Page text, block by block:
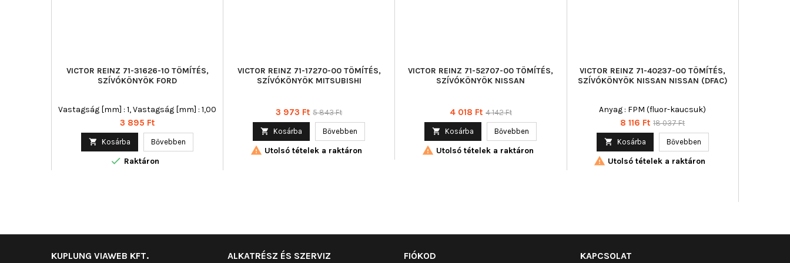
VICTOR REINZ 71-31626-10 TÖMÍTÉS,
SZÍVÓKÖNYÖK FORD
Vastagság [mm] : 1, Vastagság [mm] : 1,00
Ár
3 895 Ft
 Kosárba Bővebben
 Raktáron
VICTOR REINZ 71-17270-00 TÖMÍTÉS,
SZÍVÓKÖNYÖK MITSUBISHI
Ár
3 973 Ft Normál
5 843 Ft
 Kosárba Bővebben
 Utolsó tételek a raktáron
VICTOR REINZ 71-52707-00 TÖMÍTÉS,
SZÍVÓKÖNYÖK NISSAN
Ár
4 018 Ft Normál
4 142 Ft
 Kosárba Bővebben
 Utolsó tételek a raktáron
VICTOR REINZ 71-40237-00 TÖMÍTÉS,
SZÍVÓKÖNYÖK NISSAN NISSAN (DFAC)
Anyag : FPM (fluor-kaucsuk)
Ár
8 116 Ft Normál
18 037 Ft
 Kosárba Bővebben
 Utolsó tételek a raktáron
KUPLUNG VIAWEB KFT. ALKATRÉSZ ÉS SZERVIZ FIÓKOD KAPCSOLAT